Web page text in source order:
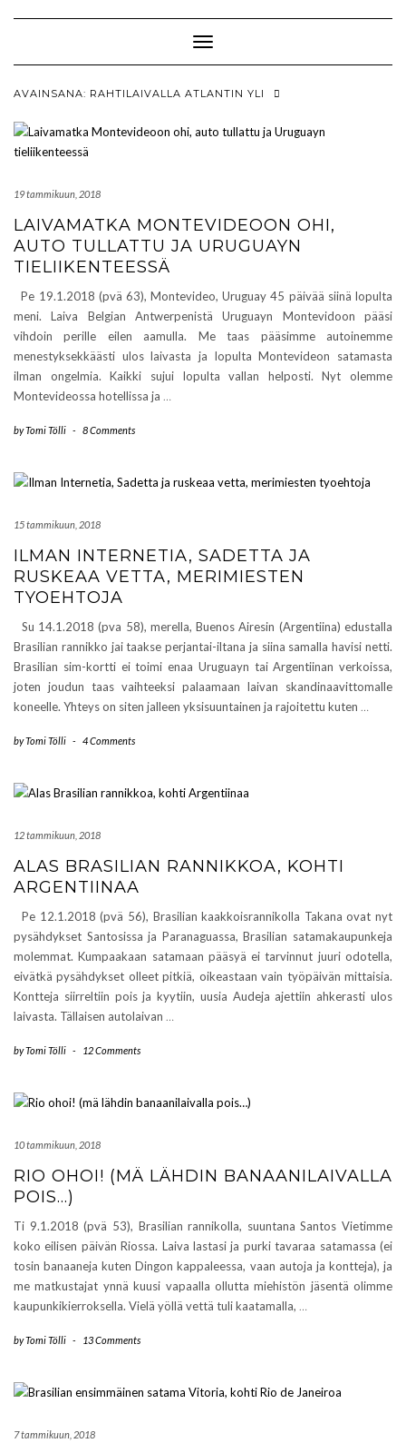
Toggle Navigation
AVAINSANA: RAHTILAIVALLA ATLANTIN YLI
19 tammikuun, 2018
LAIVAMATKA MONTEVIDEOON OHI,
AUTO TULLATTU JA URUGUAYN
TIELIIKENTEESSÄ
Pe 19.1.2018 (pvä 63), Montevideo, Uruguay 45 päivää siinä lopulta
meni. Laiva Belgian Antwerpenistä Uruguayn Montevidoon pääsi
vihdoin perille eilen aamulla. Me taas pääsimme autoinemme
menestyksekkäästi ulos laivasta ja lopulta Montevideon satamasta
ilman ongelmia. Kaikki sujui lopulta vallan helposti. Nyt olemme
Montevideossa hotellissa ja …
byTomi Tölli - 8 Comments
15 tammikuun, 2018
ILMAN INTERNETIA, SADETTA JA
RUSKEAA VETTA, MERIMIESTEN
TYOEHTOJA
Su 14.1.2018 (pva 58), merella, Buenos Airesin (Argentiina) edustalla
Brasilian rannikko jai taakse perjantai-iltana ja siina samalla havisi netti.
Brasilian sim-kortti ei toimi enaa Uruguayn tai Argentiinan verkoissa,
joten joudun taas vaihteeksi palaamaan laivan skandinaavittomalle
koneelle. Yhteys on siten jalleen yksisuuntainen ja rajoitettu kuten …
byTomi Tölli - 4 Comments
12 tammikuun, 2018
ALAS BRASILIAN RANNIKKOA, KOHTI
ARGENTIINAA
Pe 12.1.2018 (pvä 56), Brasilian kaakkoisrannikolla Takana ovat nyt
pysähdykset Santosissa ja Paranaguassa, Brasilian satamakaupunkeja
molemmat. Kumpaakaan satamaan pääsyä ei tarvinnut juuri odotella,
eivätkä pysähdykset olleet pitkiä, oikeastaan vain työpäivän mittaisia.
Kontteja siirreltiin pois ja kyytiin, uusia Audeja ajettiin ahkerasti ulos
laivasta. Tällaisen autolaivan …
byTomi Tölli - 12 Comments
10 tammikuun, 2018
RIO OHOI! (MÄ LÄHDIN BANAANILAIVALLA
POIS…)
Ti 9.1.2018 (pvä 53), Brasilian rannikolla, suuntana Santos Vietimme
koko eilisen päivän Riossa. Laiva lastasi ja purki tavaraa satamassa (ei
tosin banaaneja kuten Dingon kappaleessa, vaan autoja ja kontteja), ja
me matkustajat ynnä kuusi vapaalla ollutta miehistön jäsentä olimme
kaupunkikierroksella. Vielä yöllä vettä tuli kaatamalla, …
byTomi Tölli - 13 Comments
7 tammikuun, 2018